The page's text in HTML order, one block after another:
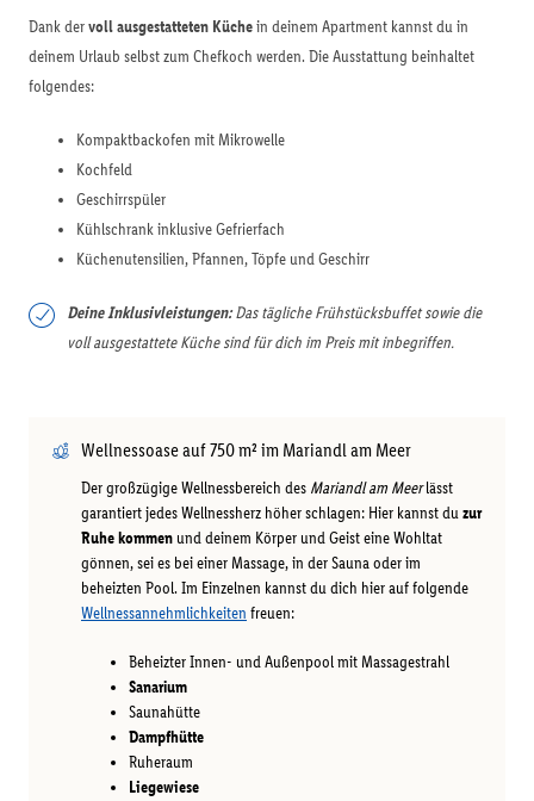
Dank dervoll ausgestatteten Küchein deinem Apartment kannst du in
deinem Urlaub selbst zum Chefkoch werden. Die Ausstattung beinhaltet
folgendes:
Kompaktbackofen mit Mikrowelle
Kochfeld
Geschirrspüler
Kühlschrank inklusive Gefrierfach
Küchenutensilien, Pfannen, Töpfe und Geschirr
Deine Inklusivleistungen:Das tägliche Frühstücksbuffet sowie die
voll ausgestattete Küche sind für dich im Preis mit inbegriffen.
Wellnessoase auf 750 m² im Mariandl am Meer
Der großzügige Wellnessbereich des Mariandl am Meerlässt
garantiert jedes Wellnessherz höher schlagen: Hier kannst duzur
Ruhe kommen und deinem Körper und Geist eine Wohltat
gönnen, sei es bei einer Massage, in der Sauna oder im
beheizten Pool. Im Einzelnen kannst du dich hier auf folgende
Wellnessannehmlichkeiten freuen:
Beheizter Innen- und Außenpool mit Massagestrahl
Sanarium
Saunahütte
Dampfhütte
Ruheraum
Liegewiese